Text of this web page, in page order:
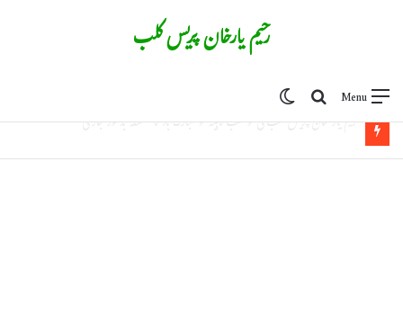
رحیم یارخان پریس کلب
Menu
Search for